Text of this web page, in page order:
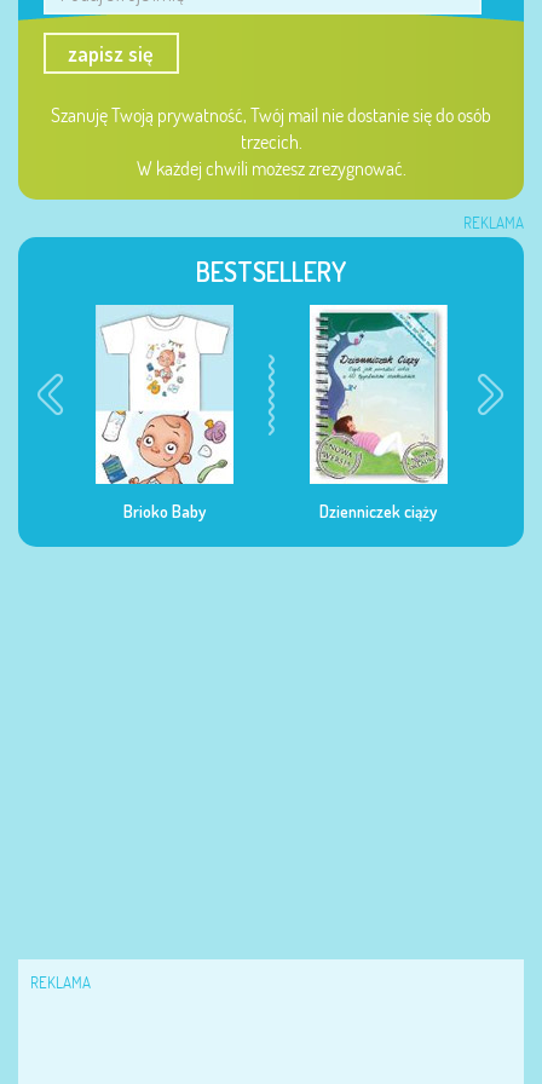
zapisz się
Szanuję Twoją prywatność, Twój mail nie dostanie się do osób
trzecich.
W każdej chwili możesz zrezygnować.
REKLAMA
BESTSELLERY
Dzienniczek ciąży Dzienniczek żywienia
REKLAMA